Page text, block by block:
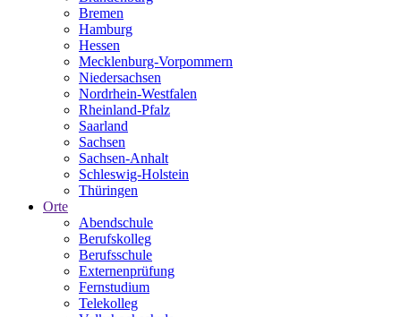
Bremen
Hamburg
Hessen
Mecklenburg-Vorpommern
Niedersachsen
Nordrhein-Westfalen
Rheinland-Pfalz
Saarland
Sachsen
Sachsen-Anhalt
Schleswig-Holstein
Thüringen
Orte
Abendschule
Berufskolleg
Berufsschule
Externenprüfung
Fernstudium
Telekolleg